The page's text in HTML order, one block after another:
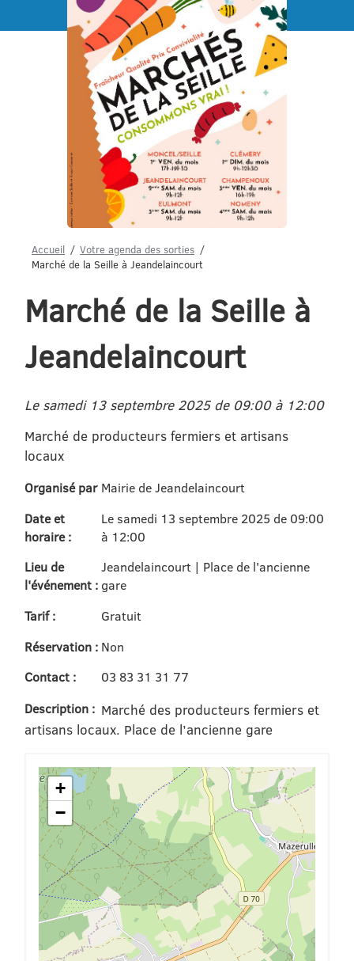
Menu
Accueil
Votre agenda des sorties
Marché de la Seille à Jeandelaincourt
Marché de la Seille à
Jeandelaincourt
Le samedi 13 septembre 2025 de 09:00 à 12:00
Marché de producteurs fermiers et artisans
locaux
Organisé par Mairie de Jeandelaincourt
Date et
horaire :
Le samedi 13 septembre 2025 de 09:00
à 12:00
Lieu de
l'événement :
Jeandelaincourt | Place de l'ancienne
gare
Tarif :
Gratuit
Réservation : Non
Contact :
03 83 31 31 77
Description : Marché des producteurs fermiers et
artisans locaux. Place de l’ancienne gare
+
−